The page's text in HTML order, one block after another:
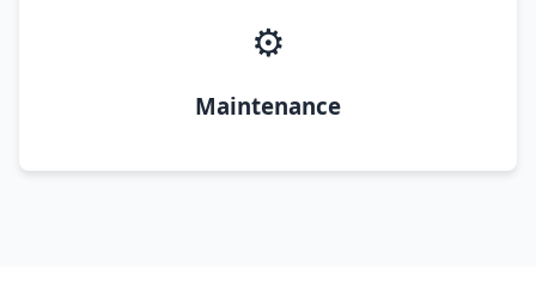
⚙️
Maintenance